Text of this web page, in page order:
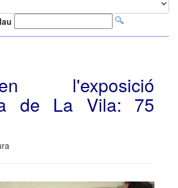
l'exposició
de La Vila: 75